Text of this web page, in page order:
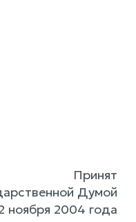
Принят
Думой
ноября 2004 года